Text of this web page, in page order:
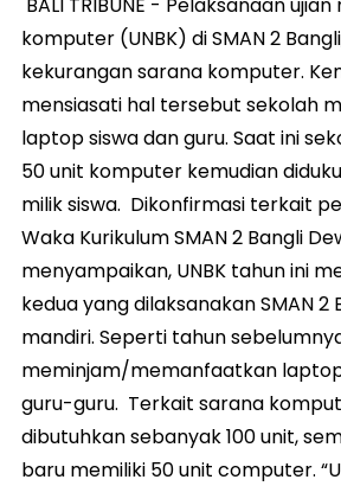
komputer (UNBK) di SMAN 2
kekurangan sarana komputer.
mensiasati hal tersebut sekolah
laptop siswa dan guru. Saat ini
50 unit komputer kemudian
milik siswa. Dikonfirmasi terkait
Waka Kurikulum SMAN 2 Bangli
menyampaikan, UNBK tahun ini
kedua yang dilaksanakan SMAN 2
mandiri. Seperti tahun
meminjam/memanfaatkan
guru-guru. Terkait sarana
dibutuhkan sebanyak 100 unit,
baru memiliki 50 unit computer.